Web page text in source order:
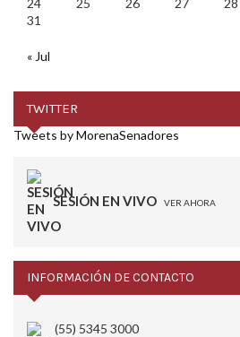
24
25 26 27 28
31
« Jul
TWITTER
Tweets by MorenaSenadores
SESIÓN EN VIVO VER AHORA
INFORMACIÓN DE CONTACTO
(55) 5345 3000